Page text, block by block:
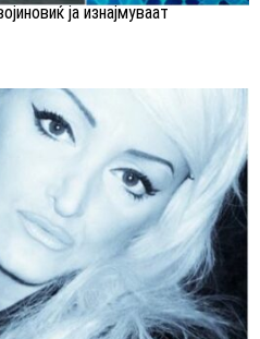
ја изнајмуваат